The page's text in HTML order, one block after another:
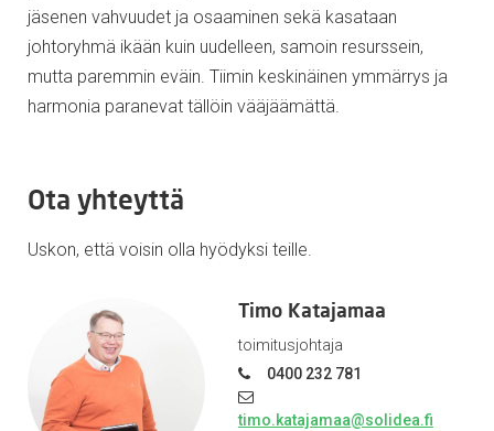
jäsenen vahvuudet ja osaaminen sekä kasataan
johtoryhmä ikään kuin uudelleen, samoin resurssein,
mutta paremmin eväin. Tiimin keskinäinen ymmärrys ja
harmonia paranevat tällöin vääjäämättä.
Ota yhteyttä
Uskon, että voisin olla hyödyksi teille.
Timo Katajamaa
toimitusjohtaja
0400 232 781
timo.katajamaa@solidea.fi